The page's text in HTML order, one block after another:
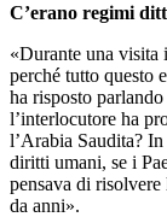
C’erano regimi
«Durante una visita
perché tutto questo
ha risposto
l’interlocutore ha
l’Arabia Saudita?
diritti umani, se i
pensava di
da anni».